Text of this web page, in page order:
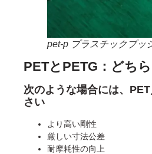
pet-p プラスチックブッ
PETとPETG：どち
次のような場合には、
さい
より高い剛性
厳しい寸法公差
耐摩耗性の向上